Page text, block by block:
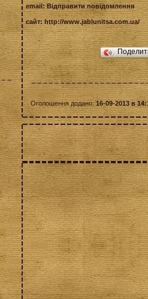
email:Відправити повідомлення
сайт: http://www.jablunitsa.com.ua/
Оголошення додано:16-09-2013 в